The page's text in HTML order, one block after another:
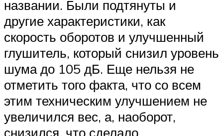
названии. Были подтянуты и
другие характеристики, как
скорость оборотов и улучшенный
глушитель, который снизил уровень
шума до 105 дБ. Еще нельзя не
отметить того факта, что со всем
этим техническим улучшением не
увеличился вес, а, наоборот,
снизился, что сделало